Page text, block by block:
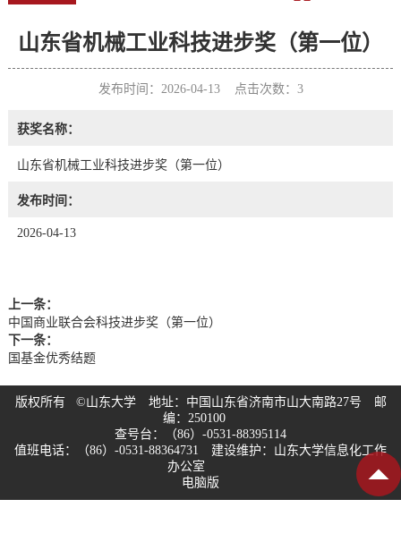
山东省机械工业科技进步奖（第一位）
发布时间：2026-04-13 点击次数： 3
获奖名称：
山东省机械工业科技进步奖（第一位）
发布时间：
2026-04-13
上一条：
中国商业联合会科技进步奖（第一位）
下一条：
国基金优秀结题
版权所有 ©山东大学 地址：中国山东省济南市山大南路27号 邮
编：250100
查号台：（86）-0531-88395114
值班电话：（86）-0531-88364731 建设维护：山东大学信息化工作
办公室
电脑版